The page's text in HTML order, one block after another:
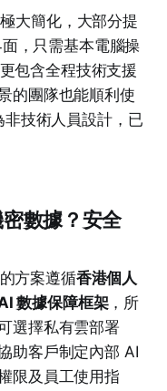
大簡化，大部分提
，只需基本電腦操
包含全程技術支援
的團隊也能順利使
技術人員設計，已
數據？安全
方案遵循香港個人
數據保障框架，所
選擇私有雲部署
助客戶制定內部 AI
限及員工使用指